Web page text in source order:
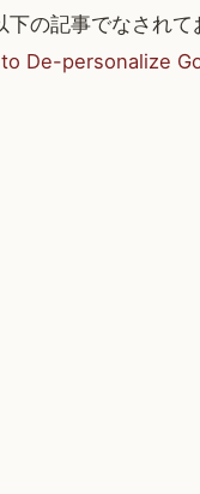
の記事でなされて
De-personalize